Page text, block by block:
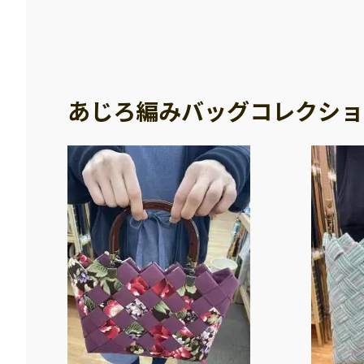
あじろ編みバッグコレクシ